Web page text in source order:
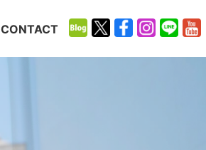
CONTACT